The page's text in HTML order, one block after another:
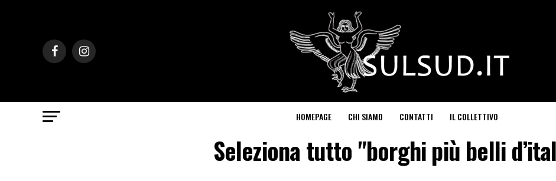
HOMEPAGE CHI SIAMO CONTATTI IL COLLETTIVO
Seleziona tutto "borghi più belli